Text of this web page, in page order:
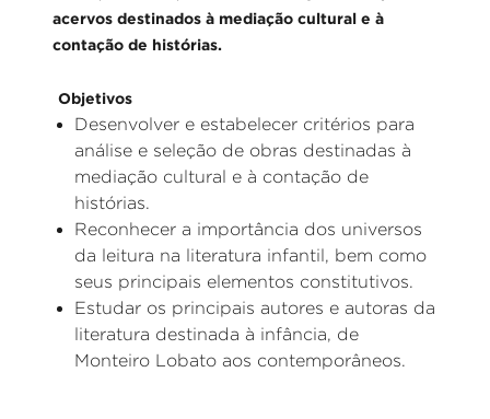
acervos destinados à mediação cultural e à
contação de histórias.
Objetivos
Desenvolver e estabelecer critérios para
análise e seleção de obras destinadas à
mediação cultural e à contação de
histórias.
Reconhecer a importância dos universos
da leitura na literatura infantil, bem como
seus principais elementos constitutivos.
Estudar os principais autores e autoras da
literatura destinada à infância, de
Monteiro Lobato aos contemporâneos.